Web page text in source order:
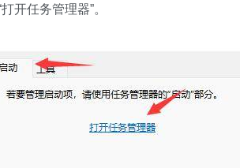
开任务管理器”。